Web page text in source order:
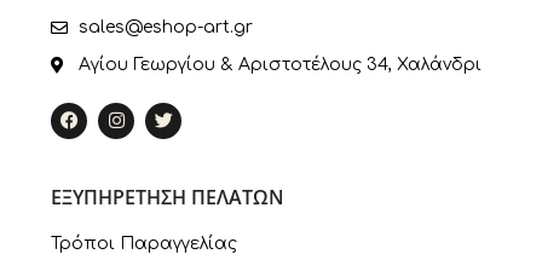
sales@eshop-art.gr
Αγίου Γεωργίου & Αριστοτέλους 34, Χαλάνδρι
ΕΞΥΠΗΡΕΤΗΣΗ ΠΕΛΑΤΩΝ
Τρόποι Παραγγελίας